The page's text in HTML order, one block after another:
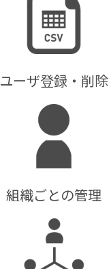
ユーザ登録・削除
組織ごとの管理